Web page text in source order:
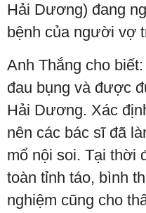
Hải Dương) đang
bệnh của người vợ
Anh Thắng cho
đau bụng và được
Hải Dương. Xác
nên các bác sĩ đã
mổ nội soi. Tại thời
toàn tỉnh táo, bình
nghiệm cũng cho